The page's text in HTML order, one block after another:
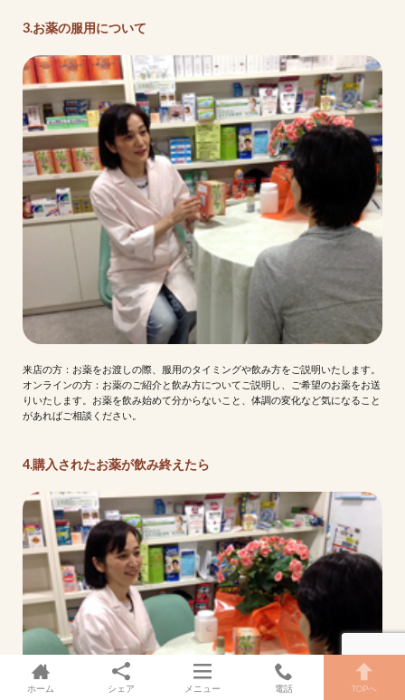
3.お薬の服用について
来店の方：お薬をお渡しの際、服用のタイミングや飲み方をご説明いたします。
オンラインの方：お薬のご紹介と飲み方についてご説明し、ご希望のお薬をお送
りいたします。お薬を飲み始めて分からないこと、体調の変化など気になること
があればご相談ください。
4.購入されたお薬が飲み終えたら
ホーム シェア メニュー 電話 TOPへ